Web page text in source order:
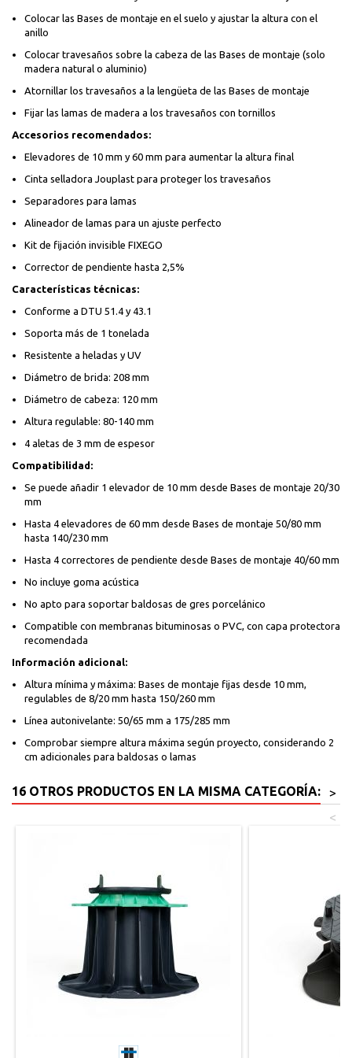
Colocar las Bases de montaje en el suelo y ajustar la altura con el
anillo
Colocar travesaños sobre la cabeza de las Bases de montaje (solo
madera natural o aluminio)
Atornillar los travesaños a la lengüeta de las Bases de montaje
Fijar las lamas de madera a los travesaños con tornillos
Accesorios recomendados:
Elevadores de 10 mm y 60 mm para aumentar la altura final
Cinta selladora Jouplast para proteger los travesaños
Separadores para lamas
Alineador de lamas para un ajuste perfecto
Kit de fijación invisible FIXEGO
Corrector de pendiente hasta 2,5%
Características técnicas:
Conforme a DTU 51.4 y 43.1
Soporta más de 1 tonelada
Resistente a heladas y UV
Diámetro de brida: 208 mm
Diámetro de cabeza: 120 mm
Altura regulable: 80-140 mm
4 aletas de 3 mm de espesor
Compatibilidad:
Se puede añadir 1 elevador de 10 mm desde Bases de montaje 20/30
mm
Hasta 4 elevadores de 60 mm desde Bases de montaje 50/80 mm
hasta 140/230 mm
Hasta 4 correctores de pendiente desde Bases de montaje 40/60 mm
No incluye goma acústica
No apto para soportar baldosas de gres porcelánico
Compatible con membranas bituminosas o PVC, con capa protectora
recomendada
Información adicional:
Altura mínima y máxima: Bases de montaje fijas desde 10 mm,
regulables de 8/20 mm hasta 150/260 mm
Línea autonivelante: 50/65 mm a 175/285 mm
Comprobar siempre altura máxima según proyecto, considerando 2
cm adicionales para baldosas o lamas
16 OTROS PRODUCTOS EN LA MISMA CATEGORÍA:
>
<